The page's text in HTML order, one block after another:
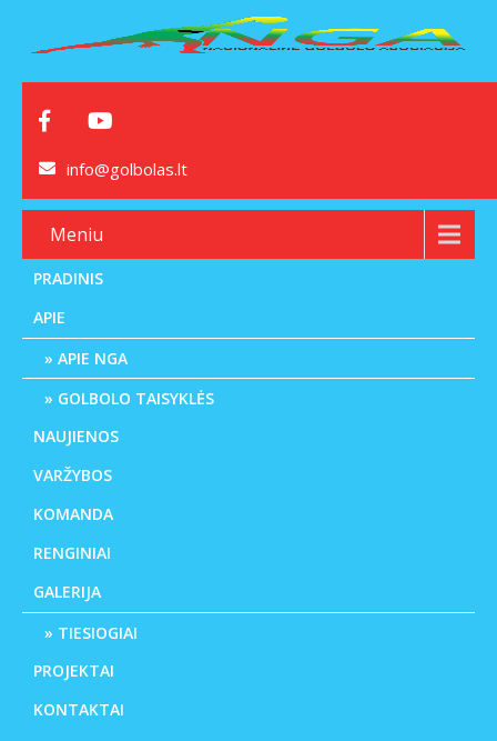
info@golbolas.lt
Meniu
PRADINIS
APIE
APIE NGA
GOLBOLO TAISYKLĖS
NAUJIENOS
VARŽYBOS
KOMANDA
RENGINIAI
GALERIJA
TIESIOGIAI
PROJEKTAI
KONTAKTAI